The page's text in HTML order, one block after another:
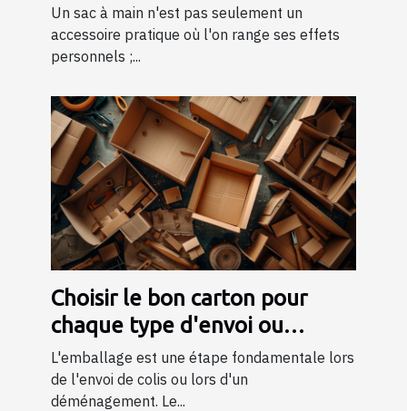
Un sac à main n'est pas seulement un
accessoire pratique où l'on range ses effets
personnels ;...
Choisir le bon carton pour
chaque type d'envoi ou
déménagement
L'emballage est une étape fondamentale lors
de l'envoi de colis ou lors d'un
déménagement. Le...